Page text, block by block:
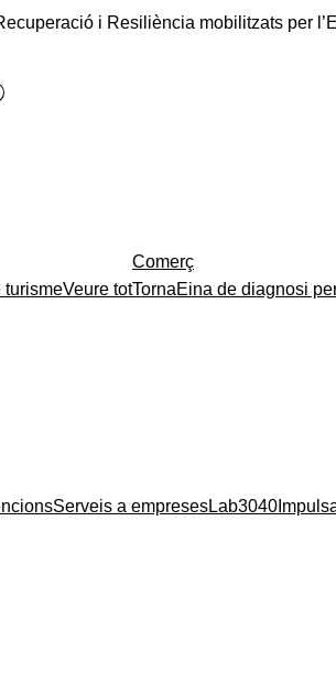
i Resiliència mobilitzats per
turismeVeure tot
Comerç
TornaEina de diagnosi
Serveis a empresesLab3040